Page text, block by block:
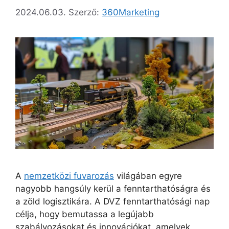
2024.06.03. Szerző: 360Marketing
A nemzetközi fuvarozás világában egyre
nagyobb hangsúly kerül a fenntarthatóságra és
a zöld logisztikára. A DVZ fenntarthatósági nap
célja, hogy bemutassa a legújabb
szabályozásokat és innovációkat, amelyek